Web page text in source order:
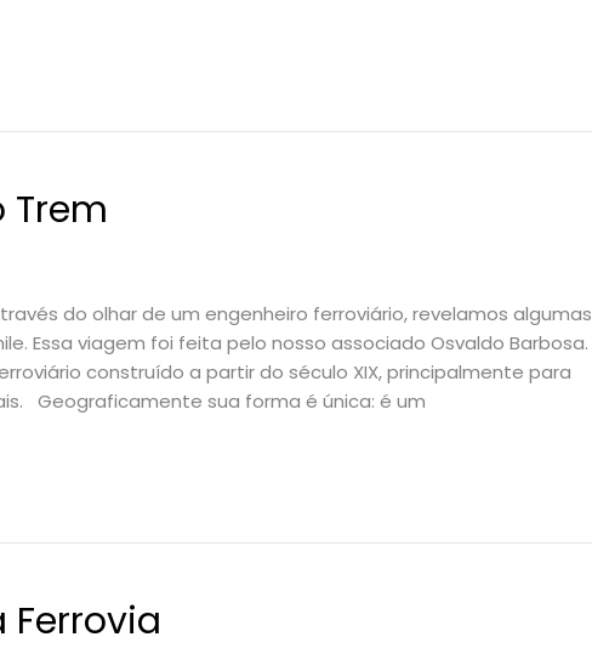
Trem
do olhar de um engenheiro ferroviário, revelamos algumas
Essa viagem foi feita pelo nosso associado Osvaldo Barbosa.
construído a partir do século XIX, principalmente para
Geograficamente sua forma é única: é um